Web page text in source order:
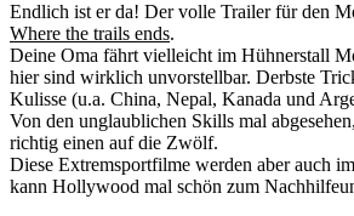
Endlich ist er da! Der volle Trailer für den
Where the trails ends.
Deine Oma fährt vielleicht im Hühnerstall
hier sind wirklich unvorstellbar. Derbste
Kulisse (u.a. China, Nepal, Kanada und
Von den unglaublichen Skills mal
richtig einen auf die Zwölf.
Diese Extremsportfilme werden aber auch
kann Hollywood mal schön zum